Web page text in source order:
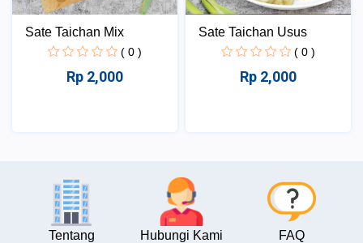
Sate Taichan Mix
( 0 )
Rp 2,000
Sate Taichan Usus
( 0 )
Rp 2,000
Tentang
Hubungi Kami FAQ